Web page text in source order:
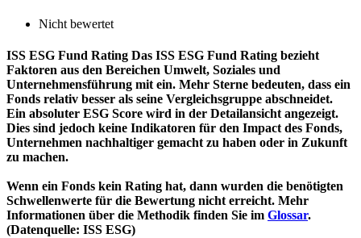
Nicht bewertet
ISS ESG Fund Rating Das ISS ESG Fund Rating bezieht
Faktoren aus den Bereichen Umwelt, Soziales und
Unternehmensführung mit ein. Mehr Sterne bedeuten, dass ein
Fonds relativ besser als seine Vergleichsgruppe abschneidet.
Ein absoluter ESG Score wird in der Detailansicht angezeigt.
Dies sind jedoch keine Indikatoren für den Impact des Fonds,
Unternehmen nachhaltiger gemacht zu haben oder in Zukunft
zu machen.
Wenn ein Fonds kein Rating hat, dann wurden die benötigten
Schwellenwerte für die Bewertung nicht erreicht. Mehr
Informationen über die Methodik finden Sie im Glossar.
(Datenquelle: ISS ESG)